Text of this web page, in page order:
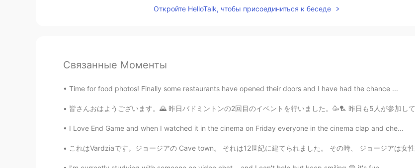
Откройте HelloTalk, чтобы присоединиться к беседе
Связанные Моменты
Time for food photos! Finally some restaurants have opened their doors and I have had the chance ...
皆さんおはようございます。🌄 昨日バドミントンの2回目のイベントを行いました。🥳🏸 昨日も5人が参加してくれました。満員の12人はまだですが、5人でも、感謝してます。😊🙏 スポーツセンターが...
I Love End Game and when I watched it in the cinema on Friday everyone in the cinema clap and che...
これはVardziaです。ジョージアの Cave town。 それは12世紀に建てられました。 その時、 ジョージアは女性の ruler (君主 <-- is it right?)がいました。...